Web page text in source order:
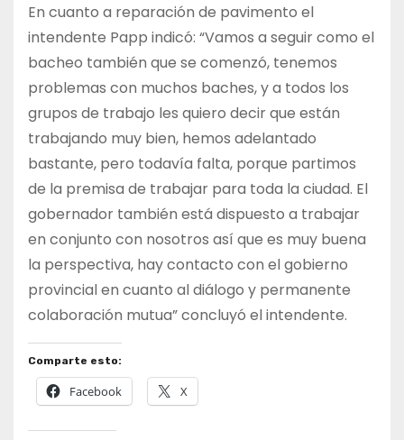
En cuanto a reparación de pavimento el
intendente Papp indicó: “Vamos a seguir como el
bacheo también que se comenzó, tenemos
problemas con muchos baches, y a todos los
grupos de trabajo les quiero decir que están
trabajando muy bien, hemos adelantado
bastante, pero todavía falta, porque partimos
de la premisa de trabajar para toda la ciudad. El
gobernador también está dispuesto a trabajar
en conjunto con nosotros así que es muy buena
la perspectiva, hay contacto con el gobierno
provincial en cuanto al diálogo y permanente
colaboración mutua” concluyó el intendente.
Comparte esto:
Facebook X